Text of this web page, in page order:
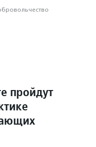
пройдут